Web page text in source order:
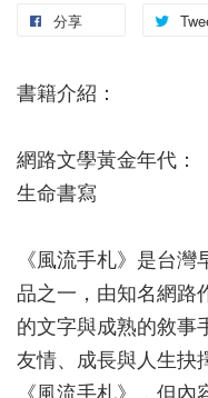
分享
書籍介紹：
網路文學黃金年代：
生命書寫
《風流手札》是台
品之一，由知名網路
的文字與成熟的敘事
友情、成長與人生抉
《風流手札》，但